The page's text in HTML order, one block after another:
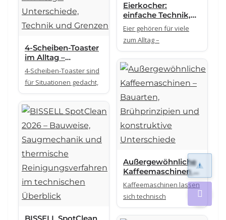
Eierkocher:
einfache Technik,
viele Varianten –
was wirklich
unterscheidet
Eier gehören für viele
zum Alltag –
4-Scheiben-Toaster
im Alltag –
Unterschiede,
Technik und
Grenzen
4-Scheiben-Toaster sind
für Situationen gedacht,
Außergewöhnliche
Kaffeemaschinen –
Bauarten,
Brühprinzipien und
konstruktive
Unterschiede
Kaffeemaschinen lassen
sich technisch